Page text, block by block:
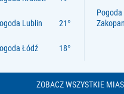
Lublin
Łódź
Pogoda
ZOBACZ WSZYSTKIE